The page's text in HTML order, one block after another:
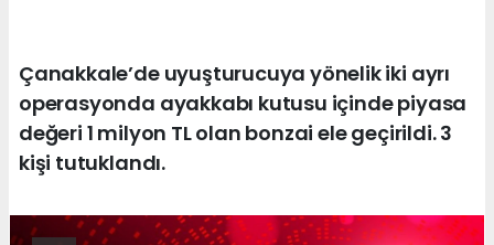
Çanakkale’de uyuşturucuya yönelik iki ayrı
operasyonda ayakkabı kutusu içinde piyasa
değeri 1 milyon TL olan bonzai ele geçirildi. 3
kişi tutuklandı.